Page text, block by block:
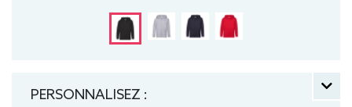
PERSONNALISEZ :